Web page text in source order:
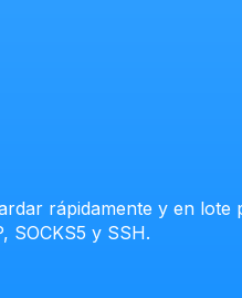
rápidamente y en lote
SOCKS5 y SSH.